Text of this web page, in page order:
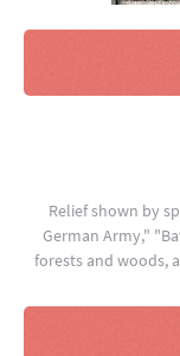
Relief shown by
German Army,"
forests and woods,